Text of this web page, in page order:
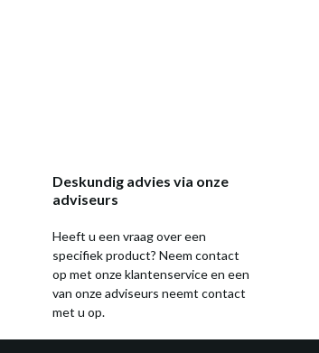
Deskundig advies via onze
adviseurs
Heeft u een vraag over een
specifiek product? Neem contact
op met onze klantenservice en een
van onze adviseurs neemt contact
met u op.